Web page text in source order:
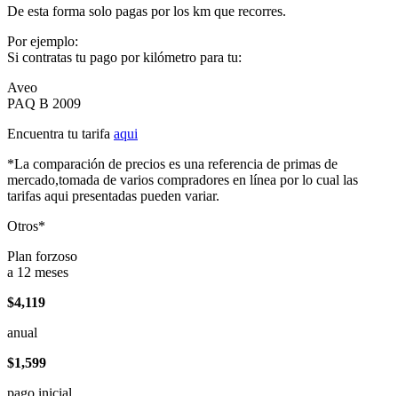
De esta forma solo pagas por los km que recorres.
Por ejemplo:
Si contratas tu pago por kilómetro para tu:
Aveo
PAQ B 2009
Encuentra tu tarifa aqui
*La comparación de precios es una referencia de primas de
mercado,tomada de varios compradores en línea por lo cual las
tarifas aqui presentadas pueden variar.
Otros*
Plan forzoso
a 12 meses
$4,119
anual
$1,599
pago inicial